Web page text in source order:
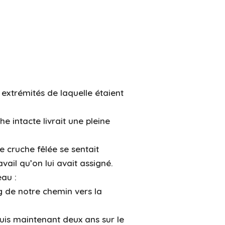
de laquelle étaient
intacte livrait une pleine
cruche fêlée se sentait
qu’on lui avait assigné.
:
de notre chemin vers la
maintenant deux ans sur le